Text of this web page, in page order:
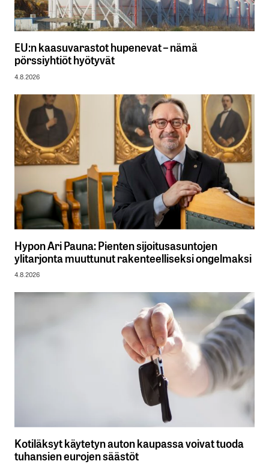
EU:n kaasuvarastot hupenevat – nämä
pörssiyhtiöt hyötyvät
4.8.2026
Hypon Ari Pauna: Pienten sijoitusasuntojen
ylitarjonta muuttunut rakenteelliseksi ongelmaksi
4.8.2026
Kotiläksyt käytetyn auton kaupassa voivat tuoda
tuhansien eurojen säästöt